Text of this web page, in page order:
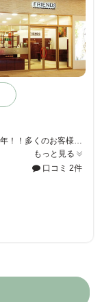
もっと見る
口コミ 2件